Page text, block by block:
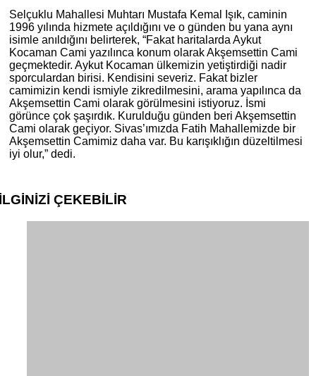
Selçuklu Mahallesi Muhtarı Mustafa Kemal Işık, caminin
1996 yılında hizmete açıldığını ve o günden bu yana aynı
isimle anıldığını belirterek, “Fakat haritalarda Aykut
Kocaman Cami yazılınca konum olarak Akşemsettin Cami
geçmektedir. Aykut Kocaman ülkemizin yetiştirdiği nadir
sporculardan birisi. Kendisini severiz. Fakat bizler
camimizin kendi ismiyle zikredilmesini, arama yapılınca da
Akşemsettin Cami olarak görülmesini istiyoruz. İsmi
görünce çok şaşırdık. Kurulduğu günden beri Akşemsettin
Cami olarak geçiyor. Sivas’ımızda Fatih Mahallemizde bir
Akşemsettin Camimiz daha var. Bu karışıklığın düzeltilmesi
iyi olur,” dedi.
ÇEKEBİLİR